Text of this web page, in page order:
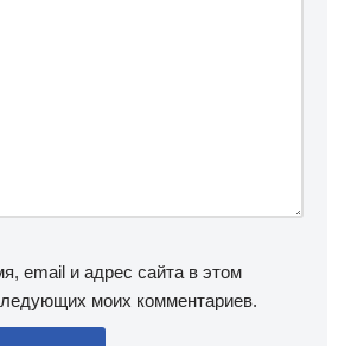
email и адрес сайта в этом
моих комментариев.